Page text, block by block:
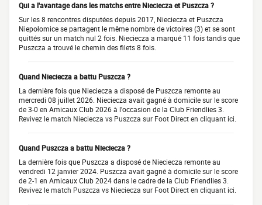
Qui a l'avantage dans les matchs entre Nieciecza et Puszcza ?
Sur les 8 rencontres disputées depuis 2017, Nieciecza et Puszcza
Niepołomice se partagent le même nombre de victoires (3) et se sont
quittés sur un match nul 2 fois. Nieciecza a marqué 11 fois tandis que
Puszcza a trouvé le chemin des filets 8 fois.
Quand Nieciecza a battu Puszcza ?
La dernière fois que Nieciecza a disposé de Puszcza remonte au
mercredi 08 juillet 2026. Nieciecza avait gagné à domicile sur le score
de 3-0 en Amicaux Club 2026 à l'occasion de la Club Friendlies 3.
Revivez le match Nieciecza vs Puszcza sur Foot Direct en cliquant ici.
Quand Puszcza a battu Nieciecza ?
La dernière fois que Puszcza a disposé de Nieciecza remonte au
vendredi 12 janvier 2024. Puszcza avait gagné à domicile sur le score
de 2-1 en Amicaux Club 2024 dans le cadre de la Club Friendlies 3.
Revivez le match Puszcza vs Nieciecza sur Foot Direct en cliquant ici.